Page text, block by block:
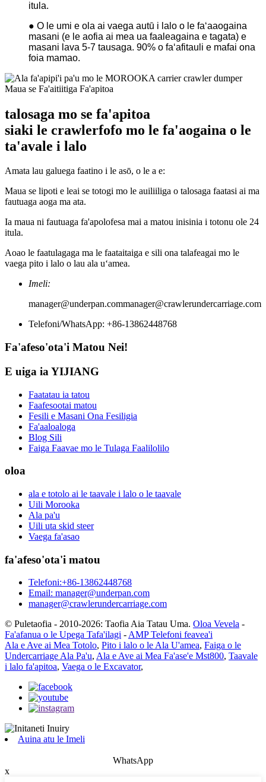
itula.
● O le umi e ola ai vaega autū i lalo o le faʻaaogaina
masani (e le aofia ai mea ua faaleagaina e tagata) e
masani lava 5-7 tausaga. 90% o faʻafitauli e mafai ona
foia mamao.
Maua se Fa'aitiitiga Fa'apitoa
talosaga mo se fa'apitoa
siaki le crawlerfofo mo le fa'aogaina o le
ta'avale i lalo
Amata lau galuega faatino i le asō, o le a e:
Maua se lipoti e leai se totogi mo le auiliiliga o talosaga faatasi ai ma
fautuaga aoga ma ata.
Ia maua ni fautuaga fa'apolofesa mai a matou inisinia i totonu ole 24
itula.
Aoao le faatulagaga ma le faataitaiga e sili ona talafeagai mo le
vaega pito i lalo o lau ala uʻamea.
Imeli:
manager@underpan.commanager@crawlerundercarriage.com
Telefoni/WhatsApp: +86-13862448768
Fa'afeso'ota'i Matou Nei!
E uiga ia YIJIANG
Faatatau ia tatou
Faafesootai matou
Fesili e Masani Ona Fesiligia
Fa'aaloaloga
Blog Sili
Faiga Faavae mo le Tulaga Faalilolilo
oloa
ala e totolo ai le taavale i lalo o le taavale
Uili Morooka
Ala pa'u
Uili uta skid steer
Vaega fa'asao
fa'afeso'ota'i matou
Telefoni:+86-13862448768
Email: manager@underpan.com
manager@crawlerundercarriage.com
© Puletaofia - 2010-2026: Taofia Aia Tatau Uma. Oloa Vevela -
Fa'afanua o le Upega Tafa'ilagi -AMP Telefoni feavea'i
Ala e Ave ai Mea Totolo, Pito i lalo o le Ala U'amea, Faiga o le
Undercarriage Ala Pa'u, Ala e Ave ai Mea Fa'ase'e Mst800, Taavale
i lalo fa'apitoa, Vaega o le Excavator,
Auina atu le Imeli
WhatsApp
x